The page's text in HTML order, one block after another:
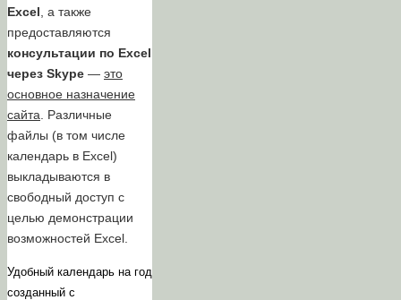
Excel , а также
предоставляются
консультации по Excel
через Skype — это
основное назначение
сайта . Различные
файлы (в том числе
календарь в Excel)
выкладываются в
свободный доступ с
целью демонстрации
возможностей Excel.
Удобный календарь на год
созданный с